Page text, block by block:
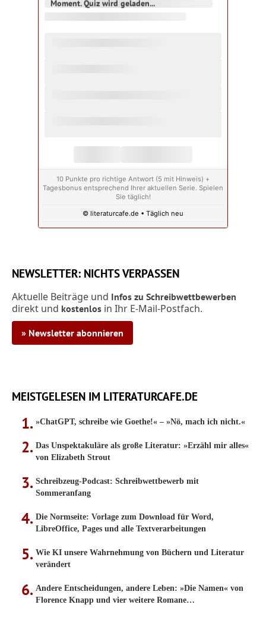
Moment. Quiz wird geladen...
10 Punkte pro richtige Antwort (5 mit Hinweis) +
Tagesbonus entsprechend Ihrer aktuellen Serie. Spielen
Sie täglich!
© literaturcafe.de • Täglich neu
NEWSLETTER: NICHTS VERPASSEN
Aktuelle Beiträge und Infos zu Schreibwettbewerben
direkt und kostenlos in Ihr E-Mail-Postfach.
» Newsletter abonnieren
MEISTGELESEN IM LITERATURCAFE.DE
»ChatGPT, schreibe wie Goethe!« – »Nö, mach ich nicht.«
Das Unspektakuläre als große Literatur: »Erzähl mir alles«
von Elizabeth Strout
Schreibzeug-Podcast: Schreibwettbewerb mit
Sommeranfang
Die Normseite: Vorlage zum Download für Word,
LibreOffice, Pages und alle Textverarbeitungen
Wie KI unsere Wahrnehmung von Büchern und Literatur
verändert
Andere Entscheidungen, andere Leben: »Die Namen« von
Florence Knapp und vier weitere Romane…